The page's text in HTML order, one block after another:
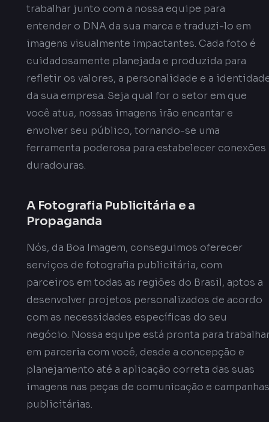
trabalhar junto com a nossa equipe para
entender o DNA da sua marca e traduzi-lo em
imagens visualmente impactantes. Cada foto é
cuidadosamente planejada e produzida para
refletir os valores, a personalidade e a
da sua empresa. Seja qual for o setor em que
você atua, nossas imagens irão encantar e
envolver seu público, tornando-se uma
ferramenta poderosa para estabelecer conexões
duradouras.
A Fotografia Publicitária e a
Propaganda
Nós, da Boa Imagem, conseguimos oferecer
serviços de fotografia publicitária, com
parceiros em todas as regiões do Brasil, aptos a
desenvolver projetos personalizados de acordo
com as necessidades específicas do seu
negócio. Nossa equipe está pronta para
em parceria com você, desde a concepção e
planejamento até a aplicação correta das suas
imagens nas peças de comunicação e campanhas
publicitárias.